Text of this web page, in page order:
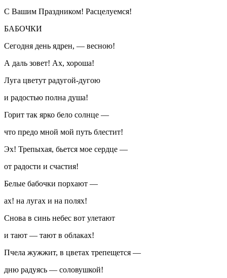
С Вашим Праздником! Расцелуемся!
БАБОЧКИ
Сегодня день ядрен, — весною!
А даль зовет! Ах, хороша!
Луга цветут радугой-дугою
и радостью полна душа!
Горит так ярко бело солнце —
что предо мной мой путь блестит!
Эх! Трепыхая, бьется мое сердце —
от радости и счастия!
Белые бабочки порхают —
ах! на лугах и на полях!
Снова в синь небес вот улетают
и тают — тают в облаках!
Пчела жужжит, в цветах трепещется —
дню радуясь — соловушкой!